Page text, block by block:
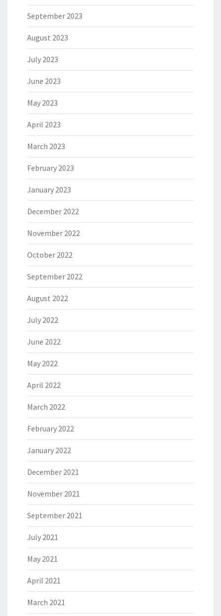
September 2023
August 2023
July 2023
June 2023
May 2023
April 2023
March 2023
February 2023
January 2023
December 2022
November 2022
October 2022
September 2022
August 2022
July 2022
June 2022
May 2022
April 2022
March 2022
February 2022
January 2022
December 2021
November 2021
September 2021
July 2021
May 2021
April 2021
March 2021